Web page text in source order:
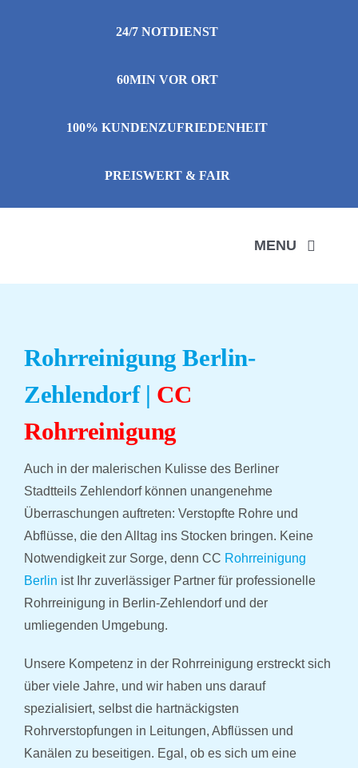
24/7 NOTDIENST
60MIN VOR ORT
100% KUNDENZUFRIEDENHEIT
PREISWERT & FAIR
MENU
Rohrreinigung Berlin-
Zehlendorf | CC
Rohrreinigung
Auch in der malerischen Kulisse des Berliner
Stadtteils Zehlendorf können unangenehme
Überraschungen auftreten: Verstopfte Rohre und
Abflüsse, die den Alltag ins Stocken bringen. Keine
Notwendigkeit zur Sorge, denn CC Rohrreinigung
Berlin ist Ihr zuverlässiger Partner für professionelle
Rohrreinigung in Berlin-Zehlendorf und der
umliegenden Umgebung.
Unsere Kompetenz in der Rohrreinigung erstreckt sich
über viele Jahre, und wir haben uns darauf
spezialisiert, selbst die hartnäckigsten
Rohrverstopfungen in Leitungen, Abflüssen und
Kanälen zu beseitigen. Egal, ob es sich um eine